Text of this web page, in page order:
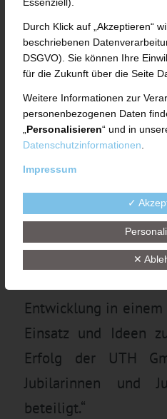
Fulda. Langjährige
ein Unternehmen
und Erfahrung
offensichtlich
wertschätzendes
Fuldaer UTH
Jahre Engagement
betonte
der Ehrung im
Entwicklung in
Einsatz und Ideen
Erfolg der UTH
Jubilarinnen und
beteiligt.“
Essenziell).
Durch Klick auf „Akzeptieren“
beschriebenen
DSGVO). Sie können Ihre
für die Zukunft über die Seite
Weitere Informationen zur
personenbezogenen Daten
„Personalisieren“ und in
Datenschutzinformationen.
Impressum
✓
✕